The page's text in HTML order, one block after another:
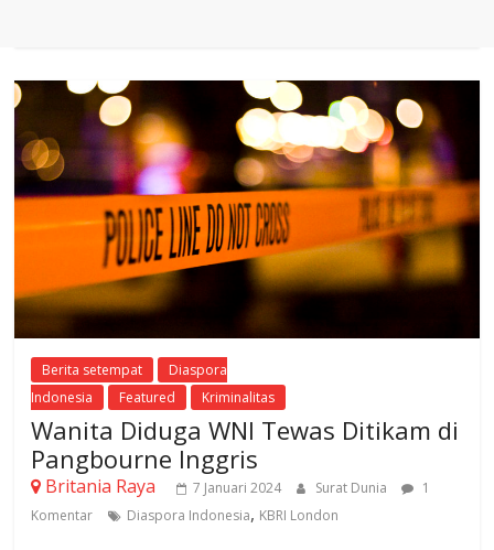
Berita setempat
Diaspora
Indonesia
Featured Kriminalitas
Wanita Diduga WNI Tewas Ditikam di
Pangbourne Inggris
Britania Raya 7 Januari 2024 Surat Dunia
1
Komentar
Diaspora Indonesia, KBRI London